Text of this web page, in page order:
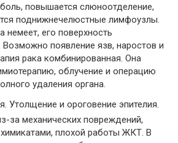
повышается слюноотделение,
поднижнечелюстные лимфоузлы.
немеет, его поверхность
Возможно появление язв, наростов и
рака комбинированная. Она
облучение и операцию
удаления органа.
Утолщение и ороговение эпителия.
за механических повреждений,
плохой работы ЖКТ. В